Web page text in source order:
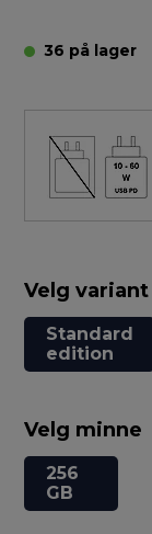
36 på lager
Velg variant
Standard
edition
Velg minne
256
GB